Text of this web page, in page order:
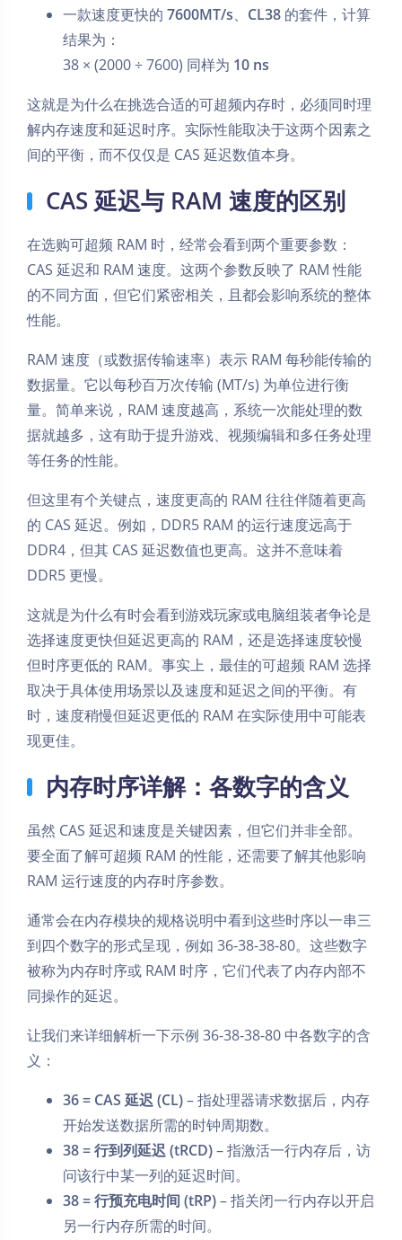
一款速度更快的 7600MT/s、 CL38 的套件，计算
结果为：
38 × (2000 ÷ 7600) 同样为 10 ns
这就是为什么在挑选合适的可超频内存时，必须同时理
解内存速度和延迟时序。实际性能取决于这两个因素之
间的平衡，而不仅仅是 CAS 延迟数值本身。
CAS 延迟与 RAM 速度的区别
在选购可超频 RAM 时，经常会看到两个重要参数：
CAS 延迟和 RAM 速度。这两个参数反映了 RAM 性能
的不同方面，但它们紧密相关，且都会影响系统的整体
性能。
RAM 速度（或数据传输速率）表示 RAM 每秒能传输的
数据量。它以每秒百万次传输 (MT/s) 为单位进行衡
量。简单来说，RAM 速度越高，系统一次能处理的数
据就越多，这有助于提升游戏、视频编辑和多任务处理
等任务的性能。
但这里有个关键点，速度更高的 RAM 往往伴随着更高
的 CAS 延迟。例如，DDR5 RAM 的运行速度远高于
DDR4，但其 CAS 延迟数值也更高。这并不意味着
DDR5 更慢。
这就是为什么有时会看到游戏玩家或电脑组装者争论是
选择速度更快但延迟更高的 RAM，还是选择速度较慢
但时序更低的 RAM。事实上，最佳的可超频 RAM 选择
取决于具体使用场景以及速度和延迟之间的平衡。有
时，速度稍慢但延迟更低的 RAM 在实际使用中可能表
现更佳。
内存时序详解：各数字的含义
虽然 CAS 延迟和速度是关键因素，但它们并非全部。
要全面了解可超频 RAM 的性能，还需要了解其他影响
RAM 运行速度的内存时序参数。
通常会在内存模块的规格说明中看到这些时序以一串三
到四个数字的形式呈现，例如 36-38-38-80。这些数字
被称为内存时序或 RAM 时序，它们代表了内存内部不
同操作的延迟。
让我们来详细解析一下示例 36-38-38-80 中各数字的含
义：
36 = CAS 延迟 (CL)– 指处理器请求数据后，内存
开始发送数据所需的时钟周期数。
38 = 行到列延迟 (tRCD)– 指激活一行内存后，访
问该行中某一列的延迟时间。
38 = 行预充电时间 (tRP)– 指关闭一行内存以开启
另一行内存所需的时间。